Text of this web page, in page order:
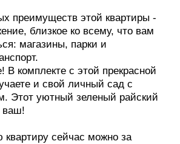
преимуществ этой квартиры -
близкое ко всему, что вам
магазины, парки и
В комплекте с этой прекрасной
и свой личный сад с
Этот уютный зеленый райский
ваш!
квартиру сейчас можно за